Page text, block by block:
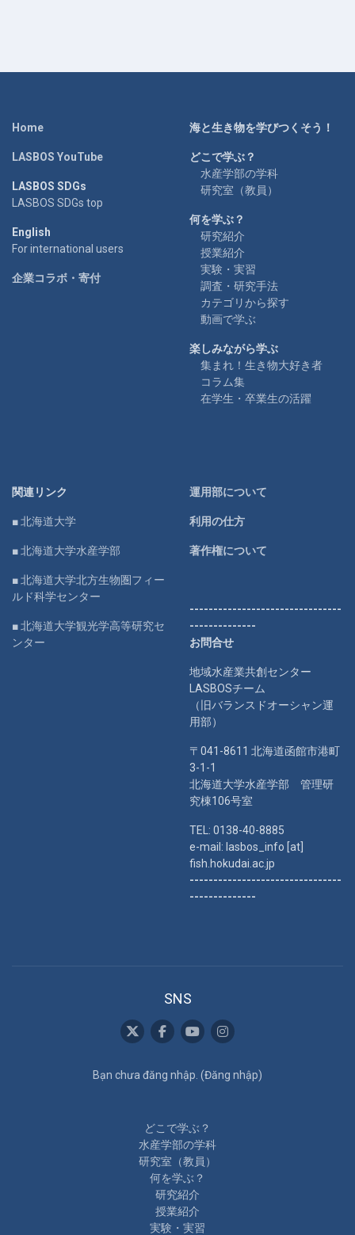
Home
LASBOS YouTube
LASBOS SDGs
LASBOS SDGs top
English
For international users
企業コラボ・寄付
海と生き物を学びつくそう！
どこで学ぶ？
水産学部の学科
研究室（教員）
何を学ぶ？
研究紹介
授業紹介
実験・実習
調査・研究手法
カテゴリから探す
動画で学ぶ
楽しみながら学ぶ
集まれ！生き物大好き者
コラム集
在学生・卒業生の活躍
関連リンク
■ 北海道大学
■ 北海道大学水産学部
■ 北海道大学北方生物圏フィー
ルド科学センター
■ 北海道大学観光学高等研究セ
ンター
運用部について
利用の仕方
著作権について
--------------------------------
--------------
お問合せ
地域水産業共創センター
LASBOSチーム
（旧バランスドオーシャン運
用部）
〒041-8611 北海道函館市港町
3-1-1
北海道大学水産学部 管理研
究棟106号室
TEL: 0138-40-8885
e-mail: lasbos_info [at]
fish.hokudai.ac.jp
--------------------------------
--------------
SNS
Bạn chưa đăng nhập. (Đăng nhập)
どこで学ぶ？
水産学部の学科
研究室（教員）
何を学ぶ？
研究紹介
授業紹介
実験・実習